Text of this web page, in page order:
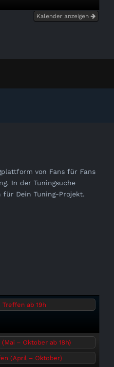
Kalender anzeigen
von Fans für Fans
In der Tuningsuche
Dein Tuning-Projekt.
ab 19h
– Oktober ab 18h)
(April – Oktober)